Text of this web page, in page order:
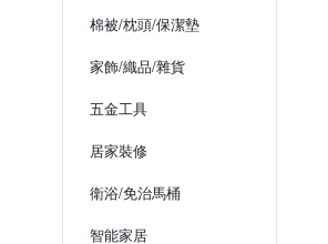
棉被/枕頭/保潔墊
家飾/織品/雜貨
五金工具
居家裝修
衛浴/免治馬桶
智能家居